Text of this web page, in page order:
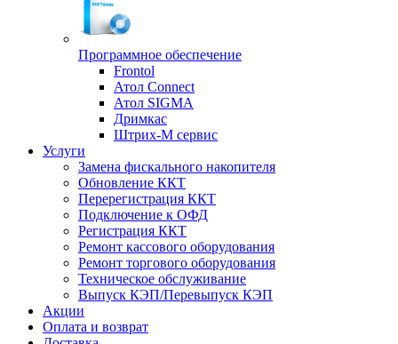
Программное обеспечение
Frontol
Атол Connect
Атол SIGMA
Дримкас
Штрих-М сервис
Услуги
Замена фискального накопителя
Обновление ККТ
Перерегистрация ККТ
Подключение к ОФД
Регистрация ККТ
Ремонт кассового оборудования
Ремонт торгового оборудования
Техническое обслуживание
Выпуск КЭП/Перевыпуск КЭП
Акции
Оплата и возврат